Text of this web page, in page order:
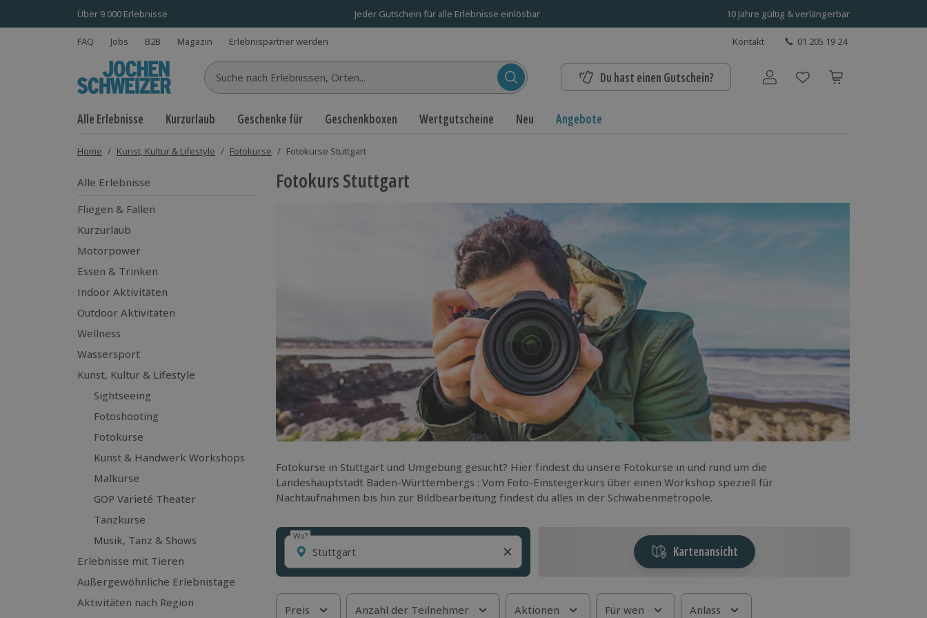
Über 9.000 Erlebnisse Jeder Gutschein für alle Erlebnisse einlösbar 10 Jahre gültig & verlängerbar
FAQ Jobs B2B Magazin Erlebnispartner werden Kontakt 01 205 19 24
Suche nach Erlebnissen... Du hast einen Gutschein? Benutzerkonto
Alle Erlebnisse Kurzurlaub Geschenke für Geschenkboxen Wertgutscheine Neu Angebote
Home / Kunst, Kultur & Lifestyle / Fotokurse / Fotokurse Stuttgart
Alle Erlebnisse
Fliegen & Fallen
Kurzurlaub
Motorpower
Essen & Trinken
Indoor Aktivitäten
Outdoor Aktivitäten
Wellness
Wassersport
Kunst, Kultur & Lifestyle
Sightseeing
Fotoshooting
Fotokurse
Kunst & Handwerk Workshops
Malkurse
GOP Varieté Theater
Tanzkurse
Musik, Tanz & Shows
Erlebnisse mit Tieren
Außergewöhnliche Erlebnistage
Aktivitäten nach Region
Fotokurs Stuttgart
Fotokurse in Stuttgart und Umgebung gesucht? Hier findest du unsere Fotokurse in und rund um die
Landeshauptstadt Baden-Württembergs : Vom Foto-Einsteigerkurs über einen Workshop speziell für
Nachtaufnahmen bis hin zur Bildbearbeitung findest du alles in der Schwabenmetropole.
Wo?
Wo?
Kartenansicht
Preis Anzahl der Teilnehmer Aktionen Für wen Anlass